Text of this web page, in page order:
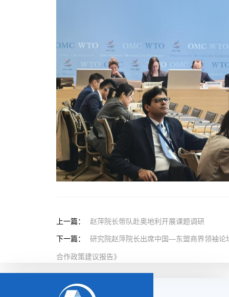
上一篇： 赵萍院长带队赴奥地利开展课题调研
下一篇： 研究院赵萍院长出席中国—东盟商界领袖
合作政策建议报告》